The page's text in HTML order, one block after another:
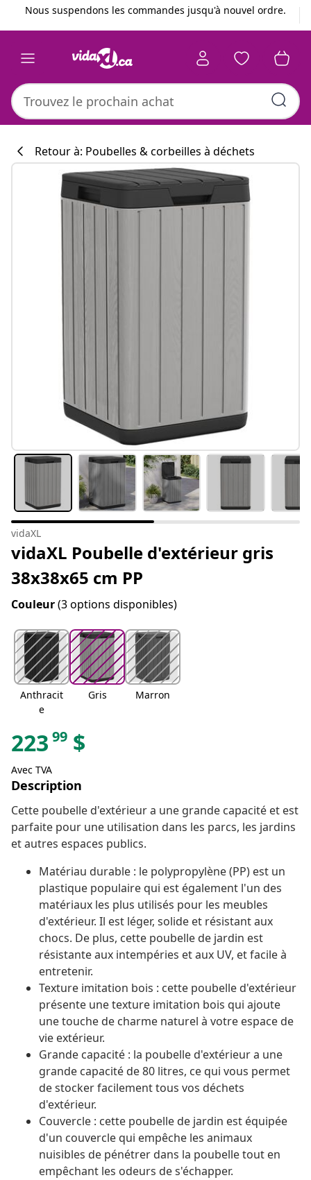
Précédent
Suivant
Nous suspendons les commandes jusqu'à nouvel ordre.
Retour à: Poubelles & corbeilles à déchets
vidaXL
vidaXL Poubelle d'extérieur gris
38x38x65 cm PP
Couleur(3 options disponibles)
Anthracit
e
Gris Marron
223 99 $
Avec TVA
Description
Cette poubelle d'extérieur a une grande capacité et est
parfaite pour une utilisation dans les parcs, les jardins
et autres espaces publics.
Matériau durable : le polypropylène (PP) est un
plastique populaire qui est également l'un des
matériaux les plus utilisés pour les meubles
d'extérieur. Il est léger, solide et résistant aux
chocs. De plus, cette poubelle de jardin est
résistante aux intempéries et aux UV, et facile à
entretenir.
Texture imitation bois : cette poubelle d'extérieur
présente une texture imitation bois qui ajoute
une touche de charme naturel à votre espace de
vie extérieur.
Grande capacité : la poubelle d'extérieur a une
grande capacité de 80 litres, ce qui vous permet
de stocker facilement tous vos déchets
d'extérieur.
Couvercle : cette poubelle de jardin est équipée
d'un couvercle qui empêche les animaux
nuisibles de pénétrer dans la poubelle tout en
empêchant les odeurs de s'échapper.